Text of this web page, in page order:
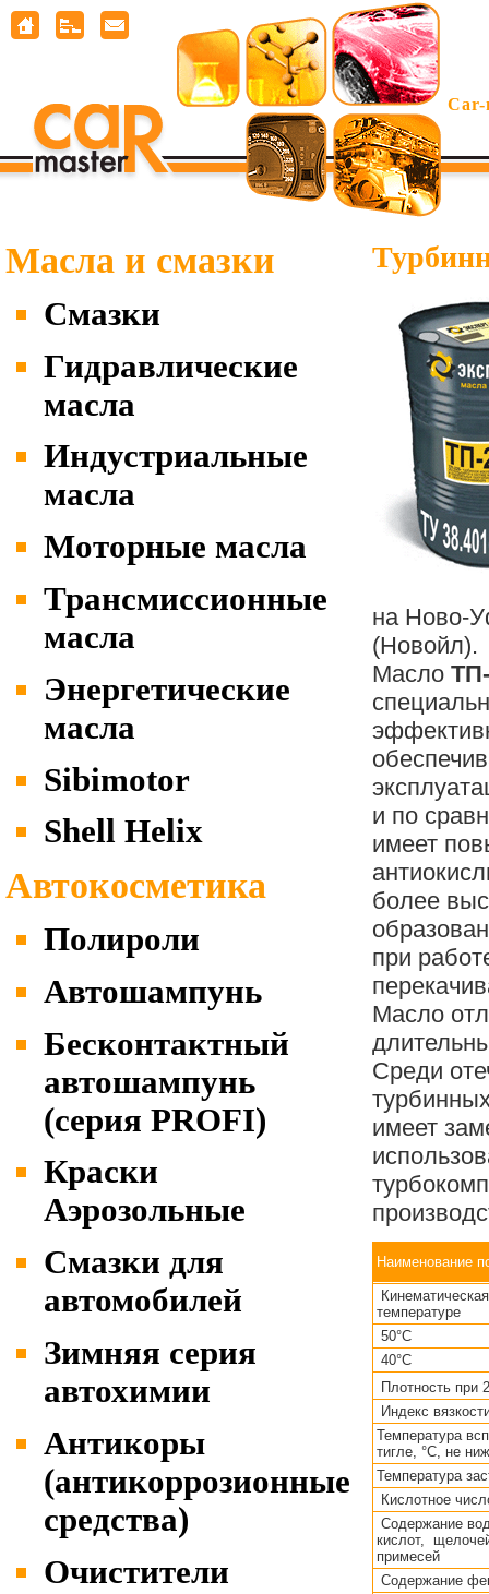
Масла и смазки
Смазки
Гидравлические
масла
Индустриальные
масла
Моторные масла
Трансмиссионные
масла
Энергетические
масла
Sibimotor
Shell Helix
Автокосметика
Полироли
Автошампунь
Бесконтактный
автошампунь
(серия PROFI)
Краски
Аэрозольные
Cмазки для
автомобилей
Зимняя серия
автохимии
Антикоры
(антикоррозионные
средства)
Очистители
на Ново-
(Новойл).
Масло
и по
имеет
более
при
Масло
Среди
имеет
Наименование
температуре
50°С
40°С
Плотность при
Индекс
Температура
тигле, °С, не
Температура
Кислотное
Содержание
кислот,
примесей
Содержание